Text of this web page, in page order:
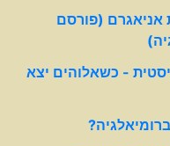
אניאגרם (פורסם
- כשאלוהים יצא